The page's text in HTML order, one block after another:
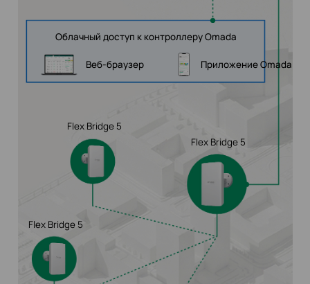
Облачный доступ к контроллеру Omada
Веб-браузер Приложение Omada
Flex Bridge 5
Flex Bridge 5
Flex Bridge 5